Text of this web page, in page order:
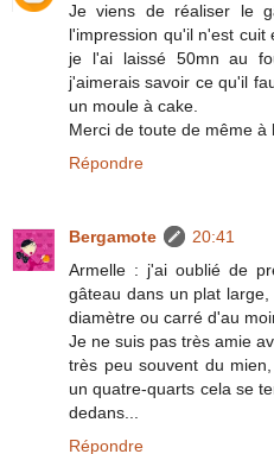
Je viens de réaliser le
l'impression qu'il n'est
je l'ai laissé 50mn au
j'aimerais savoir ce qu'il
un moule à cake.
Merci de toute de même à
Répondre
Bergamote
20:41
Armelle : j'ai oublié de
gâteau dans un plat
diamètre ou carré d'au
Je ne suis pas très amie
très peu souvent du
un quatre-quarts cela se
dedans...
Répondre